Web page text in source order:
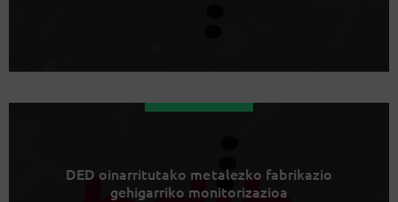
DED oinarritutako metalezko fabrikazio
gehigarriko monitorizazioa